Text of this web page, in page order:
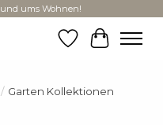
ums Wohnen!
Wunschzettel
Ihr
/ Garten Kollektionen